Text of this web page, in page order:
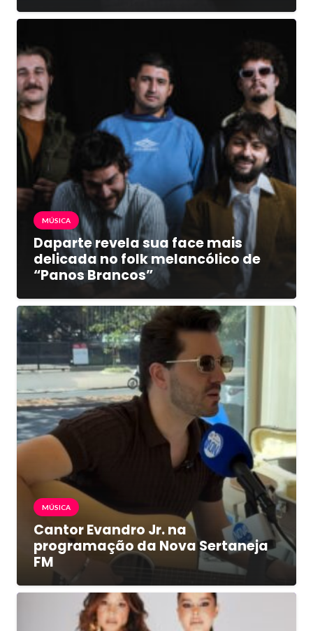
MÚSICA
Daparte revela sua face mais
delicada no folk melancólico de
“Panos Brancos”
MÚSICA
Cantor Evandro Jr. na
programação da Nova Sertaneja
FM